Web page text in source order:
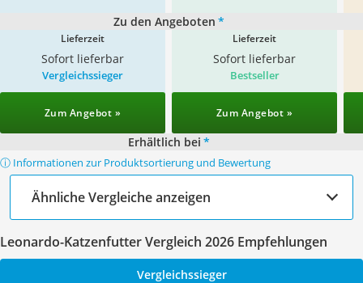
Zu den Angeboten *
Lieferzeit
Sofort lieferbar
Lieferzeit
Sofort lieferbar
Vergleichssieger
Zum Angebot »
Bestseller
Zum Angebot »
Erhältlich bei *
ⓘ Informationen zur Produktsortierung und Bewertung
Ähnliche Vergleiche anzeigen
Leonardo-Katzenfutter Vergleich 2026 Empfehlungen
Vergleichssieger